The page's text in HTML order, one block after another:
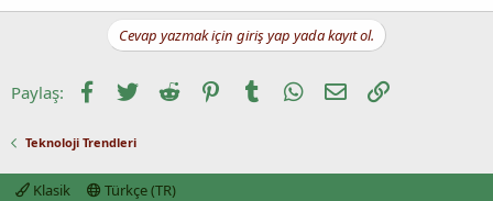
Cevap yazmak için giriş yap yada kayıt ol.
Paylaş: Facebook
TwitterReddit PinterestTumblrWhatsApp
E-postaLink
Teknoloji Trendleri
Klasik Türkçe (TR)